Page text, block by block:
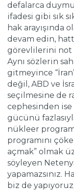
defalarca
ifadesi gibi sık
hak arayışında
devam edin,
görevlilerini not
Aynı sözlerin
gitmeyince
değil, ABD ve
seçilmesine de
cephesinden ise
gücünü
nükleer
programını
açmak” olmak
söyleyen
yapamazsınız.
biz de